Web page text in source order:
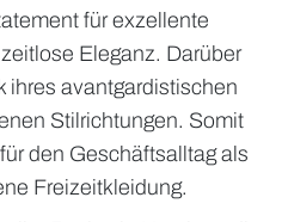
für exzellente
Eleganz. Darüber
ihres avantgardistischen
Stilrichtungen. Somit
den Geschäftsalltag als
Freizeitkleidung.